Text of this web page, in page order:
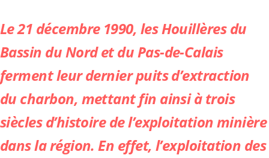
Le 21 décembre 1990, les Houillères du
Bassin du Nord et du Pas-de-Calais
ferment leur dernier puits d’extraction
du charbon, mettant fin ainsi à trois
siècles d’histoire de l’exploitation minière
dans la région. En effet, l’exploitation des